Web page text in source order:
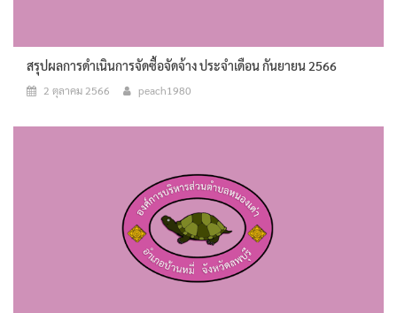
สรุปผลการดำเนินการจัดซื้อจัดจ้าง ประจำเดือน กันยายน 2566
2 ตุลาคม 2566 peach1980